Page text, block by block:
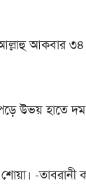
আকবার
উভয় হাতে দম
-তাবরানী